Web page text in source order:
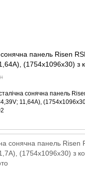
панель Risen
(1754x1096x30) з
сонячна панель
11,64A),